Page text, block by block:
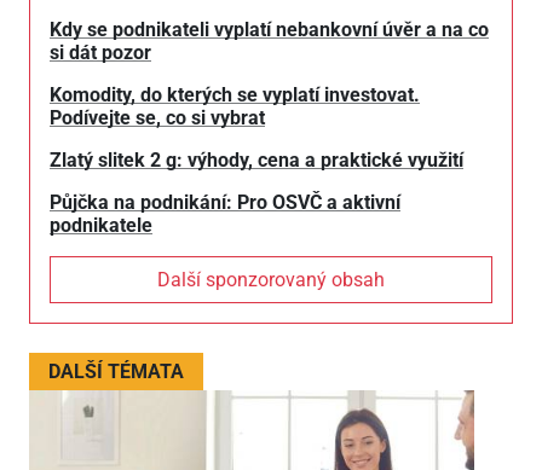
Kdy se podnikateli vyplatí nebankovní úvěr a na co
si dát pozor
Komodity, do kterých se vyplatí investovat.
Podívejte se, co si vybrat
Zlatý slitek 2 g: výhody, cena a praktické využití
Půjčka na podnikání: Pro OSVČ a aktivní
podnikatele
Další sponzorovaný obsah
DALŠÍ TÉMATA